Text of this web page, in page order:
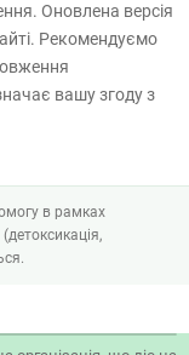
Оновлена версія
Рекомендуємо
вашу згоду з
в рамках